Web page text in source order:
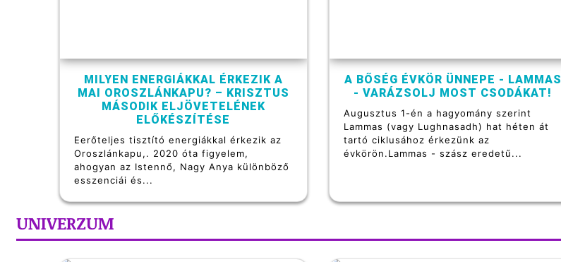
MILYEN ENERGIÁKKAL ÉRKEZIK A
MAI OROSZLÁNKAPU? – KRISZTUS
MÁSODIK ELJÖVETELÉNEK
ELŐKÉSZÍTÉSE
Eerőteljes tisztító energiákkal érkezik az
Oroszlánkapu,. 2020 óta figyelem,
ahogyan az Istennő, Nagy Anya különböző
esszenciái és...
A BŐSÉG ÉVKÖR ÜNNEPE - LAMMAS
- VARÁZSOLJ MOST CSODÁKAT!
Augusztus 1-én a hagyomány szerint
Lammas (vagy Lughnasadh) hat héten át
tartó ciklusához érkezünk az
évkörön.Lammas - szász eredetű...
UNIVERZUM